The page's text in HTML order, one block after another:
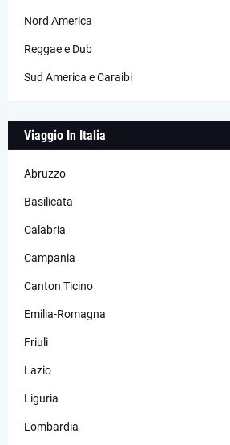
Nord America
Reggae e Dub
Sud America e Caraibi
Viaggio In Italia
Abruzzo
Basilicata
Calabria
Campania
Canton Ticino
Emilia-Romagna
Friuli
Lazio
Liguria
Lombardia